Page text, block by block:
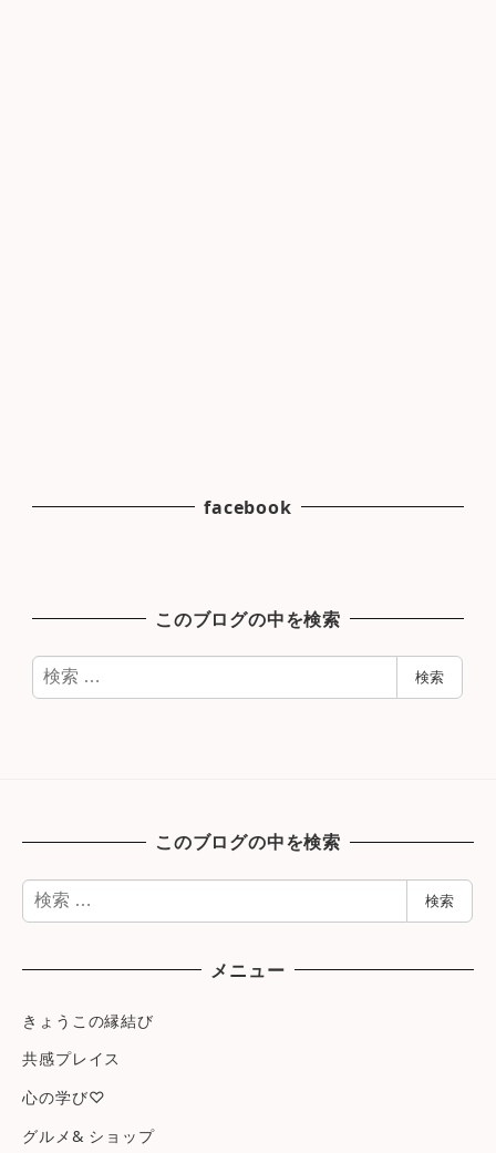
facebook
このブログの中を検索
検
索
検索
このブログの中を検索
検
索
検索
メニュー
きょうこの縁結び
共感プレイス
心の学び♡
グルメ& ショップ